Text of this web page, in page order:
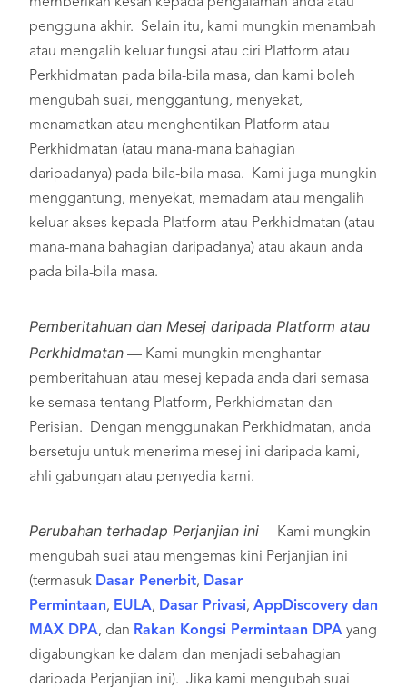
pengguna akhir. Selain itu, kami mungkin menambah
atau mengalih keluar fungsi atau ciri Platform atau
Perkhidmatan pada bila-bila masa, dan kami boleh
mengubah suai, menggantung, menyekat,
menamatkan atau menghentikan Platform atau
Perkhidmatan (atau mana-mana bahagian
daripadanya) pada bila-bila masa. Kami juga mungkin
menggantung, menyekat, memadam atau mengalih
keluar akses kepada Platform atau Perkhidmatan (atau
mana-mana bahagian daripadanya) atau akaun anda
pada bila-bila masa.
Pemberitahuan dan Mesej daripada Platform atau
Perkhidmatan — Kami mungkin menghantar
pemberitahuan atau mesej kepada anda dari semasa
ke semasa tentang Platform, Perkhidmatan dan
Perisian. Dengan menggunakan Perkhidmatan, anda
bersetuju untuk menerima mesej ini daripada kami,
ahli gabungan atau penyedia kami.
Perubahan terhadap Perjanjian ini— Kami mungkin
mengubah suai atau mengemas kini Perjanjian ini
(termasuk Dasar Penerbit, Dasar
Permintaan, EULA, Dasar Privasi, AppDiscovery dan
MAX DPA, dan Rakan Kongsi Permintaan DPA yang
digabungkan ke dalam dan menjadi sebahagian
daripada Perjanjian ini). Jika kami mengubah suai